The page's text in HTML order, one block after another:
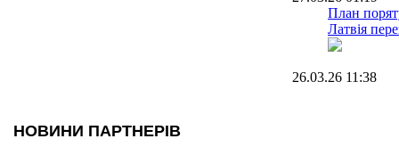
План
Латвія
26.03.26 11:38